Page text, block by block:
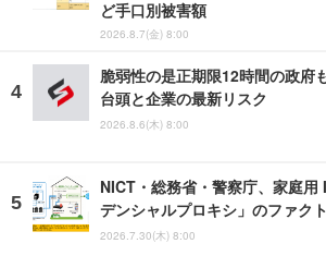
ど手口別被害額
2026.8.7(金) 8:00
脆弱性の是正期限12時間の政府
台頭と企業の最新リスク
2026.8.6(木) 8:00
NICT・総務省・警察庁、家庭
デンシャルプロキシ」のファク
2026.7.30(木) 8:00